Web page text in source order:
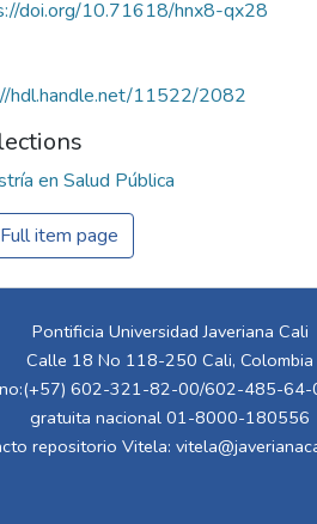
doi.org/10.71618/hnx8-qx28
hdl.handle.net/11522/2082
en Salud Pública
Full item page
Pontificia Universidad Javeriana Cali
Calle 18 No 118-250 Cali, Colombia
602-321-82-00/602-485-64-
gratuita nacional 01-8000-180556
repositorio Vitela: